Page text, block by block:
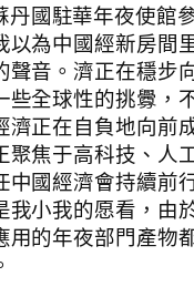
丹國駐華年夜使館
以為中國經新房間
聲音。濟正在穩步
些全球性的挑釁，
濟正在自負地向前
聚焦于高科技、人
中國經濟會持續前
我小我的愿看，由
用的年夜部門產物